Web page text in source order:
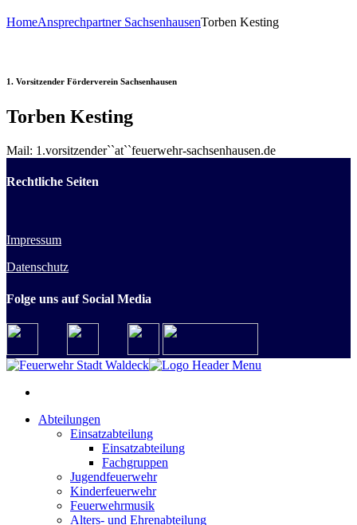
HomeAnsprechpartner SachsenhausenTorben Kesting
1. Vorsitzender Förderverein Sachsenhausen
Torben Kesting
Mail: 1.vorsitzender``at``feuerwehr-sachsenhausen.de
Rechtliche Seiten
Impressum
Datenschutz
Folge uns auf Social Media
Abteilungen
Einsatzabteilung
Einsatzabteilung
Fachgruppen
Jugendfeuerwehr
Kinderfeuerwehr
Feuerwehrmusik
Alters- und Ehrenabteilung